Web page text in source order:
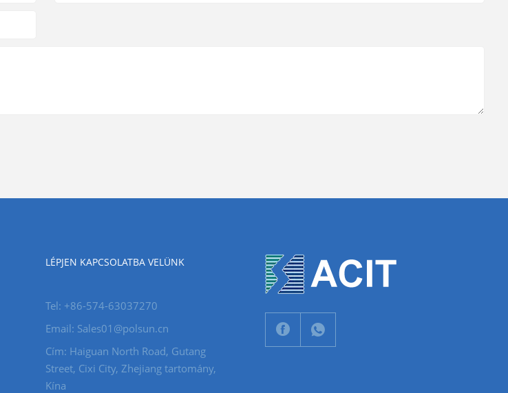
LÉPJEN KAPCSOLATBA VELÜNK
Tel: +86-574-63037270
Email: Sales01@polsun.cn
Cím: Haiguan North Road, Gutang
Street, Cixi City, Zhejiang tartomány,
Kína